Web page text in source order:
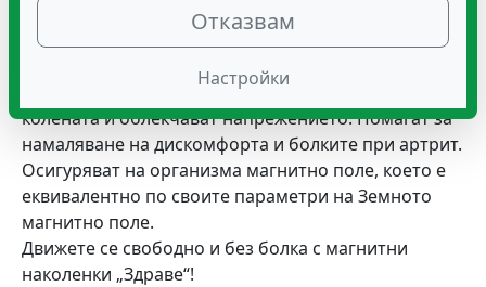
на магнитни наколенки „Здраве“?
Поставете наколенките точно под капачето на
коляното, където минават множество кръвоносни
съдове. Те поддържат стабилна капачката на
колената и облекчават напрежението. Помагат за
намаляване на дискомфорта и болките при артрит.
Осигуряват на организма магнитно поле, което е
еквивалентно по своите параметри на Земното
магнитно поле.
Движете се свободно и без болка с магнитни
наколенки „Здраве“!
Отказвам
Настройки